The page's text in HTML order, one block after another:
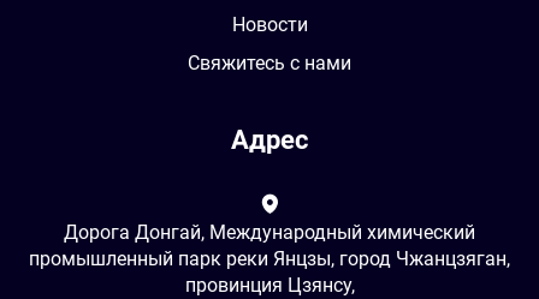
Новости
Свяжитесь с нами
Адрес
Дорога Донгай, Международный химический
промышленный парк реки Янцзы, город Чжанцзяган,
провинция Цзянсу,